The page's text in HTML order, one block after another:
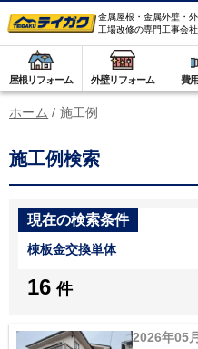
金属屋根・金属外壁・
工場改修の専門工事会社
屋根リフォーム 外壁リフォーム 費
ホーム / 施工例
施工例検索
現在の検索条件
棟板金交換単体
16 件
2026年05月